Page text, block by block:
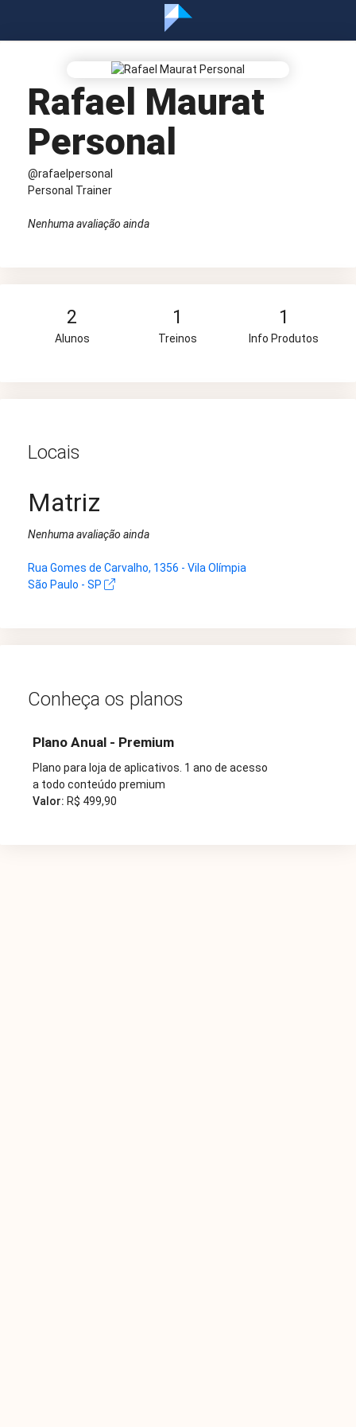
Rafael Maurat
Personal
@rafaelpersonal
Personal Trainer
Nenhuma avaliação ainda
2
Alunos
1
Treinos
1
Info Produtos
Locais
Matriz
Nenhuma avaliação ainda
Rua Gomes de Carvalho, 1356 - Vila Olímpia
São Paulo - SP
Conheça os planos
Plano Anual - Premium
Plano para loja de aplicativos. 1 ano de acesso
a todo conteúdo premium
Valor: R$ 499,90